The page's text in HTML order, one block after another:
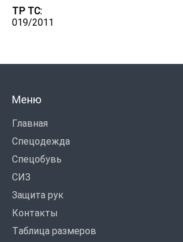
ТР ТС:
019/2011
Меню
Главная
Спецодежда
Спецобувь
СИЗ
Защита рук
Контакты
Таблица размеров